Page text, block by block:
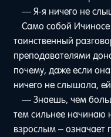
— Я-я ничего не
Само собой
таинственный
преподавателями
почему, даже если она
ничего не слышала,
— Знаешь, чем
тем сильнее начинаю
взрослым – означает